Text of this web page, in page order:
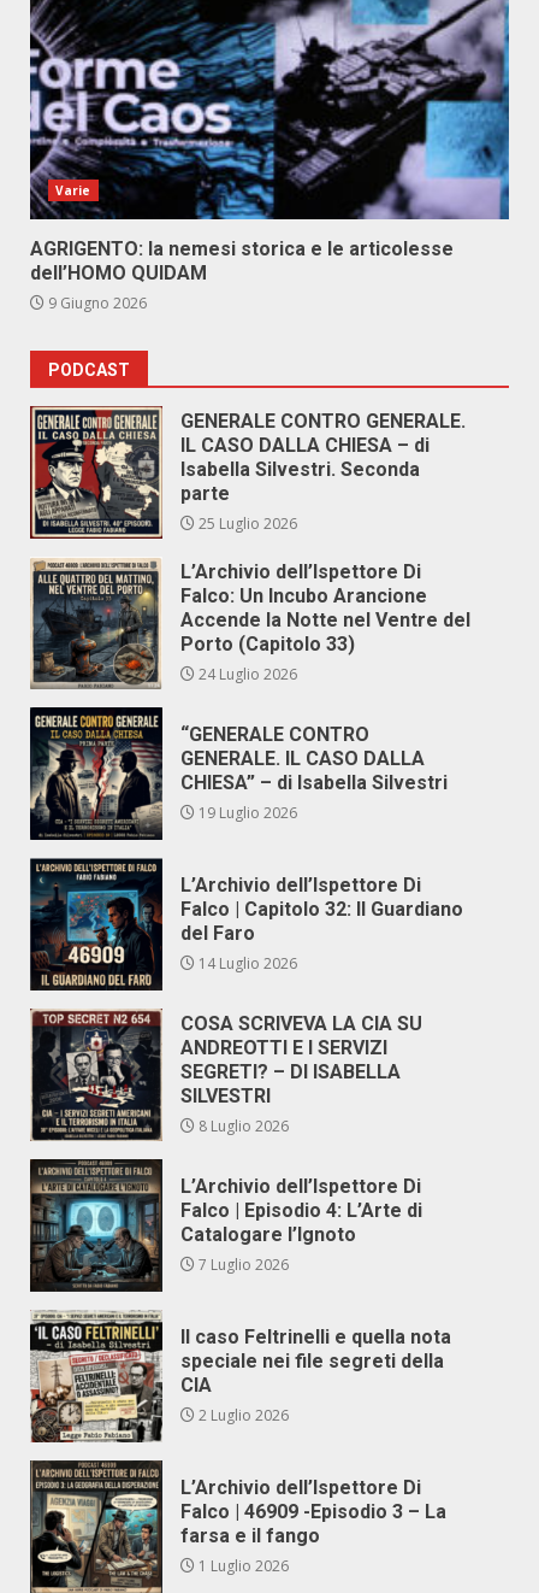
Varie
AGRIGENTO: la nemesi storica e le articolesse
dell’HOMO QUIDAM
9 Giugno 2026
PODCAST
GENERALE CONTRO GENERALE.
IL CASO DALLA CHIESA – di
Isabella Silvestri. Seconda
parte
25 Luglio 2026
L’Archivio dell’Ispettore Di
Falco: Un Incubo Arancione
Accende la Notte nel Ventre del
Porto (Capitolo 33)
24 Luglio 2026
“GENERALE CONTRO
GENERALE. IL CASO DALLA
CHIESA” – di Isabella Silvestri
19 Luglio 2026
L’Archivio dell’Ispettore Di
Falco | Capitolo 32: Il Guardiano
del Faro
14 Luglio 2026
COSA SCRIVEVA LA CIA SU
ANDREOTTI E I SERVIZI
SEGRETI? – DI ISABELLA
SILVESTRI
8 Luglio 2026
L’Archivio dell’Ispettore Di
Falco | Episodio 4: L’Arte di
Catalogare l’Ignoto
7 Luglio 2026
Il caso Feltrinelli e quella nota
speciale nei file segreti della
CIA
2 Luglio 2026
L’Archivio dell’Ispettore Di
Falco | 46909 -Episodio 3 – La
farsa e il fango
1 Luglio 2026